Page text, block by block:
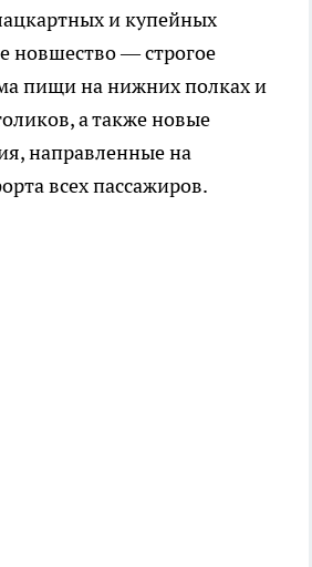
и купейных
новшество — строгое
пищи на нижних полках и
а также новые
направленные на
всех пассажиров.